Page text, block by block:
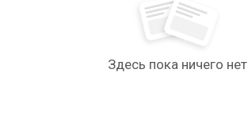
Здесь пока ничего нет